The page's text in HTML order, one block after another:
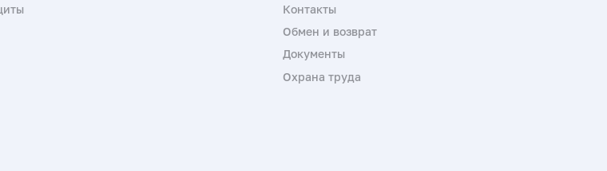
Контакты
Обмен и возврат
Документы
Охрана труда